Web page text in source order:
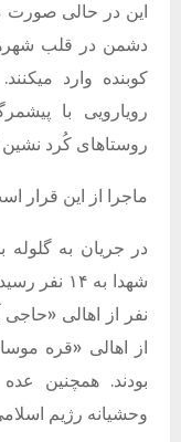
این در حالی صورت
دشمن در قلب
کوبنده وارد
رویارویی با
روستاهای کُرد نشین
ماجرا از این قرار
در جریان به گلوله
بودند. همچنین
وحشیانه رژیم